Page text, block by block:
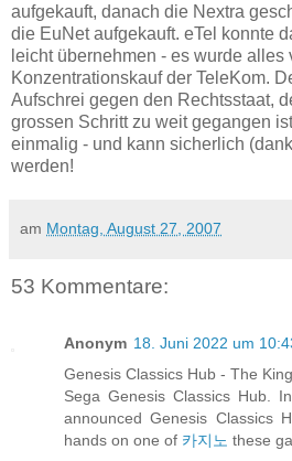
aufgekauft, danach die Nextra
die EuNet aufgekauft. eTel konnte
leicht übernehmen - es wurde alles
Konzentrationskauf der TeleKom.
Aufschrei gegen den Rechtsstaat,
grossen Schritt zu weit gegangen
einmalig - und kann sicherlich
werden!
am Montag, August 27, 2007
53 Kommentare:
Anonym 18. Juni 2022 um
Genesis Classics Hub - The
Sega Genesis Classics Hub.
announced Genesis Classics
hands on one of 카지노 these